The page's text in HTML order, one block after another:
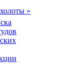
»